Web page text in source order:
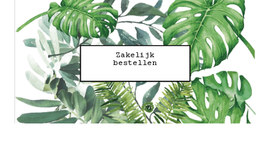
Zakelijk
bestellen